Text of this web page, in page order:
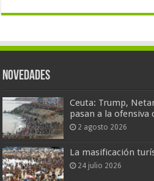
Novedades
Ceuta: Trump,
pasan a la ofensiva
2 agosto 2026
La masificación
24 julio 2026